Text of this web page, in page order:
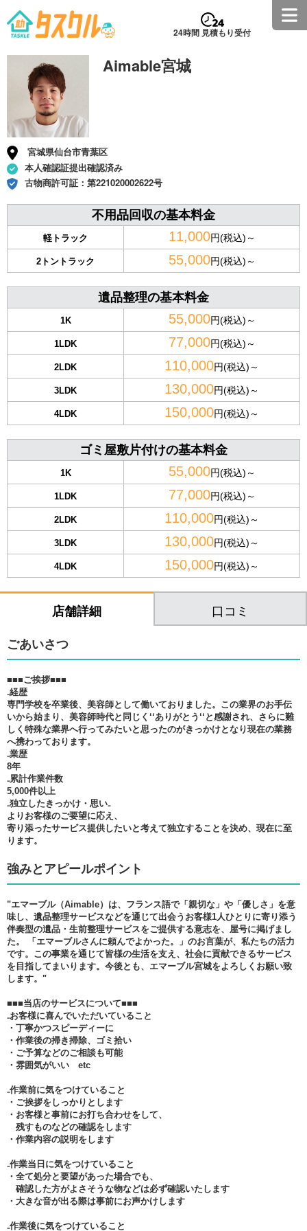
24時間 見積もり受付
Aimable宮城
宮城県仙台市青葉区
本人確認証提出確認済み
古物商許可証： 第221020002622号
不用品回収の基本料金
軽トラック 11,000円(税込)～
2トントラック 55,000円(税込)～
遺品整理の基本料金
1K 55,000円(税込)～
1LDK 77,000円(税込)～
2LDK 110,000円(税込)～
3LDK 130,000円(税込)～
4LDK 150,000円(税込)～
ゴミ屋敷片付けの基本料金
1K 55,000円(税込)～
1LDK 77,000円(税込)～
2LDK 110,000円(税込)～
3LDK 130,000円(税込)～
4LDK 150,000円(税込)～
店舗詳細
口コミ
ごあいさつ
■■■ご挨拶■■■
₋経歴
専門学校を卒業後、美容師として働いておりました。この業界のお手伝
いから始まり、美容師時代と同じく‘‘ありがとう‘‘と感謝され、さらに難
しく特殊な業界へ行ってみたいと思ったのがきっかけとなり現在の業務
へ携わっております。
₋業歴
8年
₋累計作業件数
5,000件以上
₋独立したきっかけ・思い₋
よりお客様のご要望に応え、
寄り添ったサービス提供したいと考えて独立することを決め、現在に至
ります。
強みとアピールポイント
"エマーブル（Aimable）は、フランス語で「親切な」や「優しさ」を意
味し、遺品整理サービスなどを通じて出会うお客様1人ひとりに寄り添う
伴奏型の遺品・生前整理サービスをご提供する意志を、屋号に掲げまし
た。 「エマーブルさんに頼んでよかった。」のお言葉が、私たちの活力
です。この事業を通じて皆様の生活を支え、社会に貢献できるサービス
を目指してまいります。今後とも、エマーブル宮城をよろしくお願い致
します。"
■■■当店のサービスについて■■■
₋お客様に喜んでいただいていること
・丁寧かつスピーディーに
・作業後の掃き掃除、ゴミ拾い
・ご予算などのご相談も可能
・雰囲気がいい etc
₋作業前に気をつけていること
・ご挨拶をしっかりとします
・お客様と事前にお打ち合わせをして、
残すものなどの確認をします
・作業内容の説明をします
₋作業当日に気をつけていること
・全て処分と要望があった場合でも、
確認した方がよさそうな物などは必ず確認いたします
・大きな音が出る際は事前にお声かけします
₋作業後に気をつけていること